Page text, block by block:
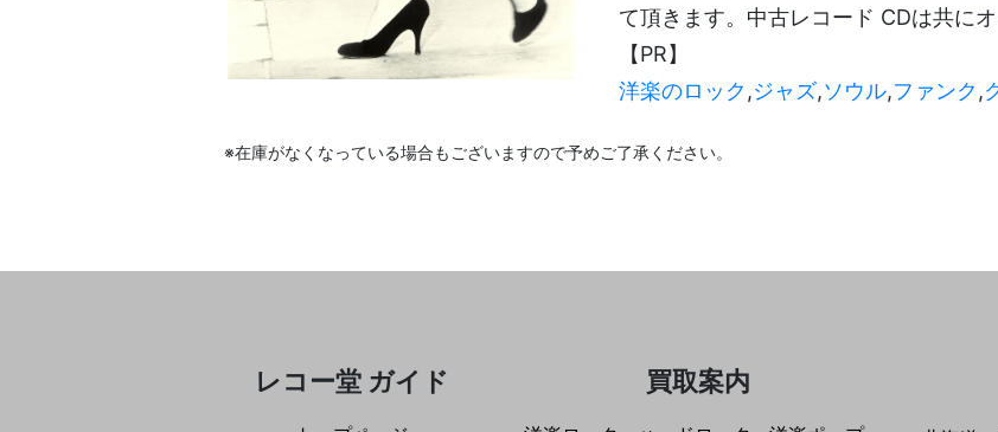
て頂きます。中古レコード CDは共に
【PR】
洋楽のロック,ジャズ,ソウル,ファンク,
※在庫がなくなっている場合もございますので予めご了承ください。
レコー堂 ガイド 買取案内